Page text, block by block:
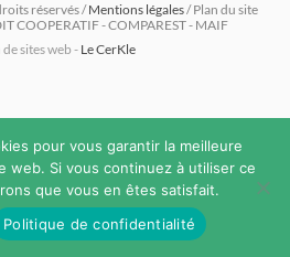
réservés /Mentions légales/ Plan du site
COOPERATIF - COMPAREST - MAIF
sites web -Le CerKle
pour vous garantir la meilleure
web. Si vous continuez à utiliser ce
que vous en êtes satisfait.
Politique de confidentialité